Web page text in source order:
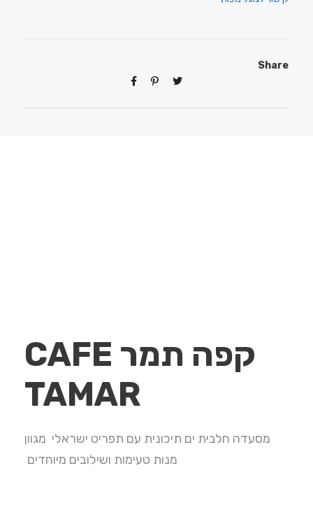
Share
קפה תמר CAFE
TAMAR
מסעדה חלבית ים תיכונית עם תפריט ישראלי מגוון
מנות טעימות ושילובים מיוחדים